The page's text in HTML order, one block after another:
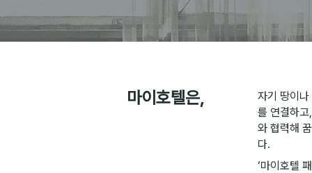
마이호텔은,
자기 땅이
를 연결하
와 협력해
다.
‘마이호텔